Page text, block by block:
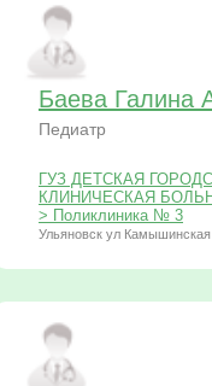
Баева Галина
Педиатр
ГУЗ ДЕТСКАЯ
КЛИНИЧЕСКАЯ
> Поликлиника № 3
Ульяновск ул